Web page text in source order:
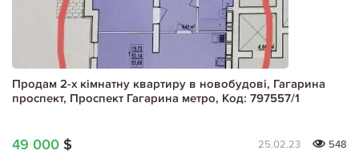
Продам 2-х кімнатну квартиру в новобудові, Гагарина
проспект, Проспект Гагарина метро, Код: 797557/1
49 000 $ 25.02.23
548